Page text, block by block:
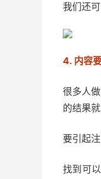
我们还
4. 内容
很多人
的结果
要引起
找到可